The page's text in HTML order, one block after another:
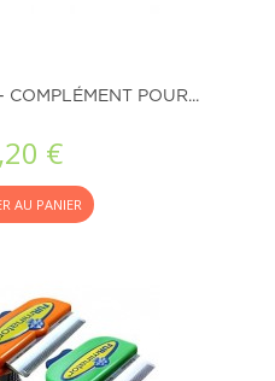
COMPLÉMENT POUR...
€
AU PANIER